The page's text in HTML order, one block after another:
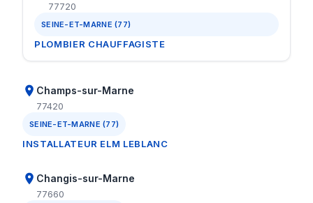
77720
SEINE-ET-MARNE (77)
PLOMBIER CHAUFFAGISTE
Champs-sur-Marne
77420
SEINE-ET-MARNE (77)
INSTALLATEUR ELM LEBLANC
Changis-sur-Marne
77660